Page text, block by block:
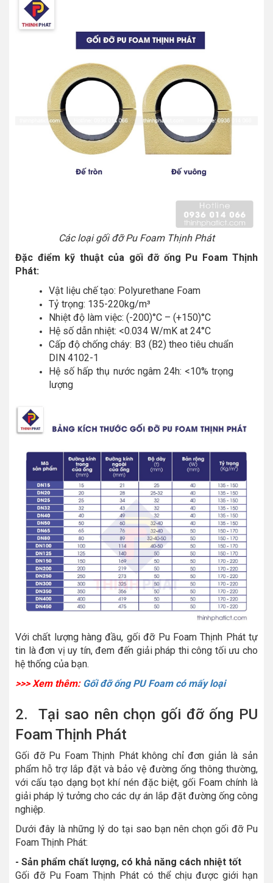
Các loại gối đỡ Pu Foam Thịnh Phát
Đặc điểm kỹ thuật của gối đỡ ống Pu Foam Thịnh
Phát:
Vật liệu chế tạo: Polyurethane Foam
Tỷ trọng: 135-220kg/m³
Nhiệt độ làm việc: (-200)°C – (+150)°C
Hệ số dẫn nhiệt: <0.034 W/mK at 24°C
Cấp độ chống cháy: B3 (B2) theo tiêu chuẩn
DIN 4102-1
Hệ số hấp thụ nước ngâm 24h: <10% trọng
lượng
Với chất lượng hàng đầu, gối đỡ Pu Foam Thịnh Phát tự
tin là đơn vị uy tín, đem đến giải pháp thi công tối ưu cho
hệ thống của bạn.
>>> Xem thêm: Gối đỡ ống PU Foam có mấy loại
2. Tại sao nên chọn gối đỡ ống PU
Foam Thịnh Phát
Gối đỡ Pu Foam Thịnh Phát không chỉ đơn giản là sản
phẩm hỗ trợ lắp đặt và bảo vệ đường ống thông thường,
với cấu tạo dạng bọt khí nén đặc biệt, gối Foam chính là
giải pháp lý tưởng cho các dự án lắp đặt đường ống công
nghiệp.
Dưới đây là những lý do tại sao bạn nên chọn gối đỡ Pu
Foam Thịnh Phát:
- Sản phẩm chất lượng, có khả năng cách nhiệt tốt
Gối đỡ Pu Foam Thịnh Phát có thể chịu được giới hạn